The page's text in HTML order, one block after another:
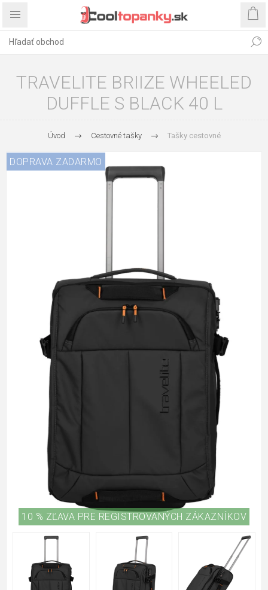
TRAVELITE BRIIZE WHEELED
DUFFLE S BLACK 40 L
Úvod Cestovné tašky Tašky cestovné
DOPRAVA ZADARMO
10 % ZĽAVA PRE REGISTROVANÝCH ZÁKAZNÍKOV